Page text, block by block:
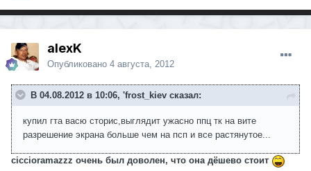
alexK
Опубликовано 4 августа, 2012
В 04.08.2012 в 10:06, 'frost_kiev сказал:
купил гта васю сторис,выглядит ужасно ппц тк на вите
разрешение экрана больше чем на псп и все растянутое...
ciccioramazzz очень был доволен, что она дёшево стоит